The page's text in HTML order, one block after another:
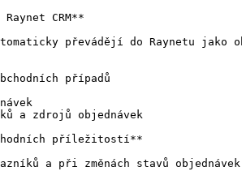
CRM**
převádějí do Raynetu jako
případů
a zdrojů objednávek
příležitostí**
a při změnách stavů